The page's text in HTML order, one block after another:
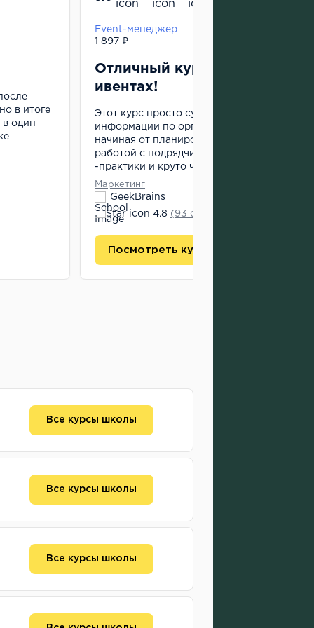
в итоге
в один
Event-менеджер
1 897 ₽
Отличный курс для старта в
ивентах!
Этот курс просто супер! Много полезной
информации по организации мероприятий,
начиная от планирования бюджета и
работой с подрядчиками. Преподаватели
-практики и круто что...
Маркетинг
GeekBrains
4.8 (93 отзыва)
Посмотреть курс
Все курсы школы
Все курсы школы
Все курсы школы